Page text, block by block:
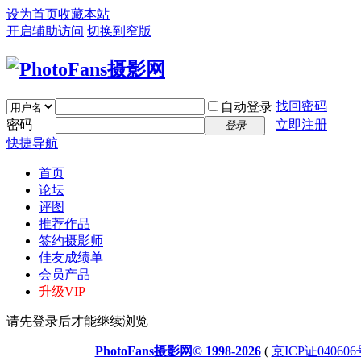
设为首页收藏本站
开启辅助访问 切换到窄版
自动登录 找回密码
密码
登录
立即注册
快捷导航
首页
论坛
评图
推荐作品
签约摄影师
佳友成绩单
会员产品
升级VIP
请先登录后才能继续浏览
PhotoFans摄影网© 1998-2026( 京ICP证040606